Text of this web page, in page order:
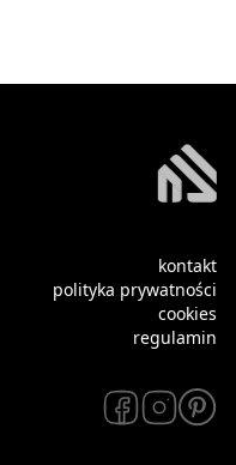
kontakt
polityka prywatności
cookies
regulamin